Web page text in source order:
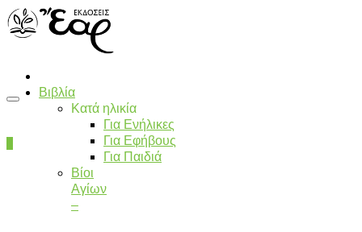
Βιβλία
Κατά ηλικία
Για Ενήλικες
Για Εφήβους
Για Παιδιά
Βίοι
Αγίων
–